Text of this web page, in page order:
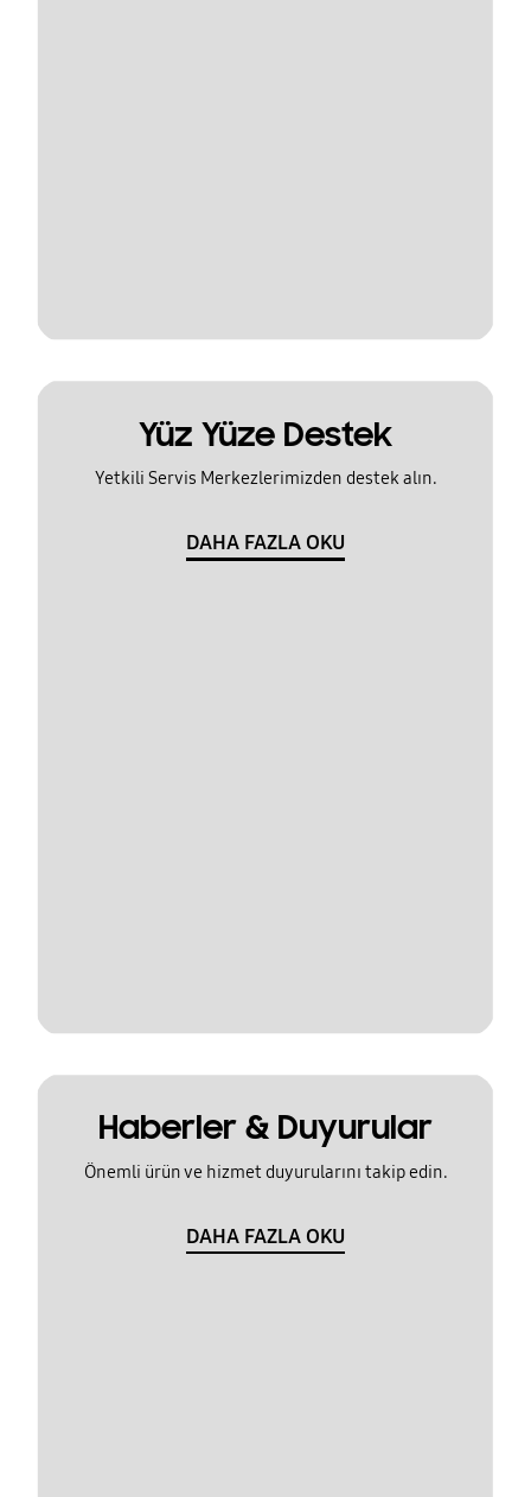
Yüz Yüze Destek
Yetkili Servis Merkezlerimizden destek alın.
DAHA FAZLA OKU
Haberler & Duyurular
Önemli ürün ve hizmet duyurularını takip edin.
DAHA FAZLA OKU